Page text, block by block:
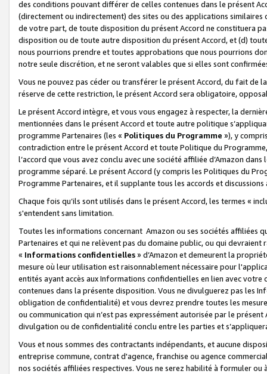
des conditions pouvant différer de celles contenues dans le présent
(directement ou indirectement) des sites ou des applications
de votre part, de toute disposition du présent Accord ne constituera
disposition ou de toute autre disposition du présent Accord, et (d)
nous pourrions prendre et toutes approbations que nous pourrions
notre seule discrétion, et ne seront valables que si elles sont
Vous ne pouvez pas céder ou transférer le présent Accord, du fait de
réserve de cette restriction, le présent Accord sera obligatoire,
Le présent Accord intègre, et vous vous engagez à respecter, la
mentionnées dans le présent Accord et toute autre politique
programme Partenaires (les « Politiques du Programme »), y
contradiction entre le présent Accord et toute Politique du
l’accord que vous avez conclu avec une société affiliée d’Amazon
programme séparé. Le présent Accord (y compris les Politiques du
Programme Partenaires, et il supplante tous les accords et discussions
Chaque fois qu’ils sont utilisés dans le présent Accord, les termes «
s'entendent sans limitation.
Toutes les informations concernant Amazon ou ses sociétés affiliées
Partenaires et qui ne relèvent pas du domaine public, ou qui
« Informations confidentielles» d’Amazon et demeurent la
mesure où leur utilisation est raisonnablement nécessaire pour
entités ayant accès aux Informations confidentielles en lien avec
contenues dans la présente disposition. Vous ne divulguerez pas les
obligation de confidentialité) et vous devrez prendre toutes les
ou communication qui n’est pas expressément autorisée par le
divulgation ou de confidentialité conclu entre les parties et
Vous et nous sommes des contractants indépendants, et aucune
entreprise commune, contrat d'agence, franchise ou agence
nos sociétés affiliées respectives. Vous ne serez habilité à formuler